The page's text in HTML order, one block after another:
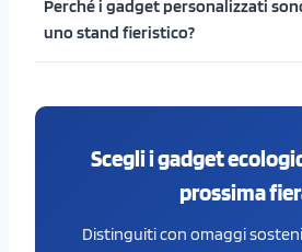
Perché i gadget personalizzati
uno stand fieristico?
Scegli i gadget
prossima
Distinguiti con omaggi